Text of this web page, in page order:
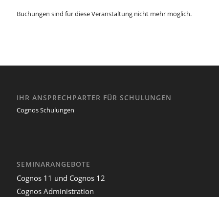
Buchungen sind für diese Veranstaltung nicht mehr möglich.
IHR ANSPRECHPARTER FÜR SCHULUNGEN
Cognos Schulungen
SEMINARANGEBOTE
Cognos 11 und Cognos 12
Cognos Administration